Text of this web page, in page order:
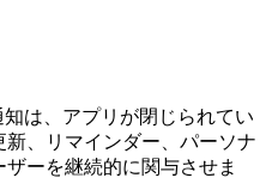
は、アプリが閉じられてい
、リマインダー、パーソナ
ーを継続的に関与させま